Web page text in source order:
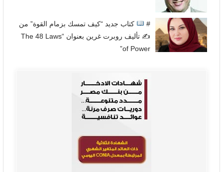
#
كتاب جديد “كيف تمسك بزمام القوة” من
✍
تأليف روبرت غرين بعنوان “The 48 Laws
of Power”